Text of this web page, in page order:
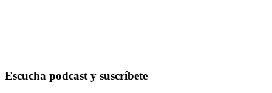
Escucha podcast y suscríbete